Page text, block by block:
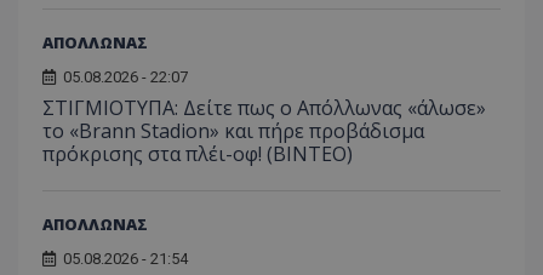
ΑΠΟΛΛΩΝΑΣ
05.08.2026 - 22:07
ΣΤΙΓΜΙΟΤΥΠΑ: Δείτε πως ο Απόλλωνας «άλωσε»
το «Brann Stadion» και πήρε προβάδισμα
πρόκρισης στα πλέι-οφ! (ΒΙΝΤΕΟ)
ΑΠΟΛΛΩΝΑΣ
05.08.2026 - 21:54